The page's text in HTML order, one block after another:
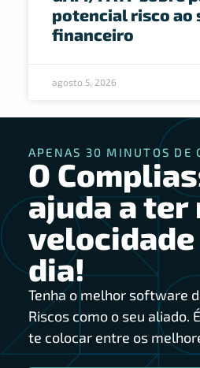
potencial risco ao
financeiro
agosto 5, 2026
APENAS 30 MINUTOS DE
O
ajuda a ter
velocidade
dia!
Tenha o melhor software
Riscos como o seu aliado.
te colocar entre os